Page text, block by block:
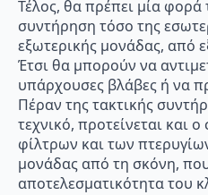
Τέλος, θα πρέπει μία φορά
συντήρηση τόσο της
εξωτερικής μονάδας, από
Έτσι θα μπορούν να
υπάρχουσες βλάβες ή να
Πέραν της τακτικής
τεχνικό, προτείνεται και
φίλτρων και των
μονάδας από τη σκόνη,
αποτελεσματικότητα του